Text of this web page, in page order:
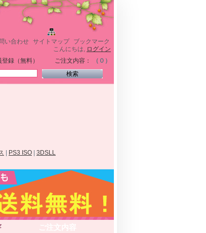
い合わせ サイトマップ
ブックマーク
こんにちは,
ログイン
ご注文内容： （０）
登録（無料）
PS3 ISO 3DSLL